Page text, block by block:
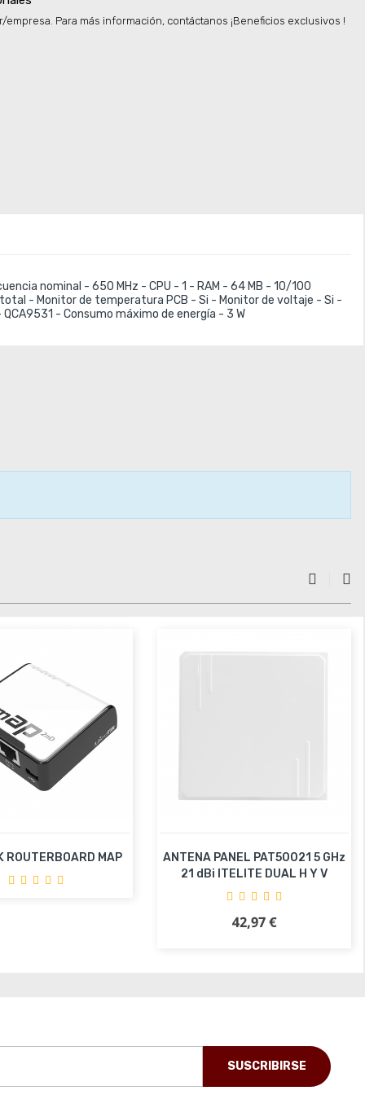
Para más información, contáctanos ¡Beneficios exclusivos !
nominal - 650 MHz - CPU - 1 - RAM - 64 MB - 10/100
- Monitor de temperatura PCB - Si - Monitor de voltaje - Si -
- Consumo máximo de energía - 3 W
ROUTERBOARD MAP
al carrito
ANTENA PANEL PAT50021 5 GHz
21 dBi ITELITE DUAL H Y V
Precio
42,97 €
Añadir al carrito